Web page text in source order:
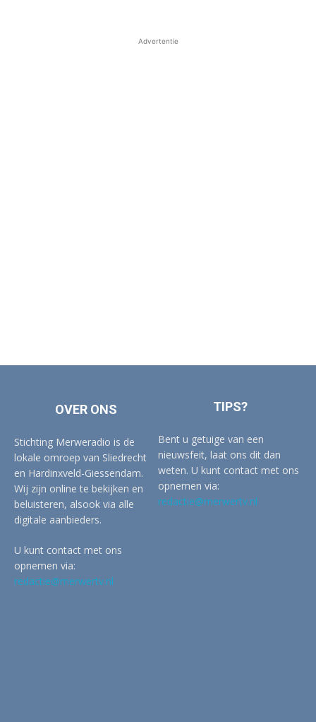
Advertentie
OVER ONS
Stichting Merweradio is de
lokale omroep van Sliedrecht
en Hardinxveld-Giessendam.
Wij zijn online te bekijken en
beluisteren, alsook via alle
digitale aanbieders.
U kunt contact met ons
opnemen via:
redactie@merwertv.nl
TIPS?
Bent u getuige van een
nieuwsfeit, laat ons dit dan
weten. U kunt contact met ons
opnemen via:
redactie@merwertv.nl